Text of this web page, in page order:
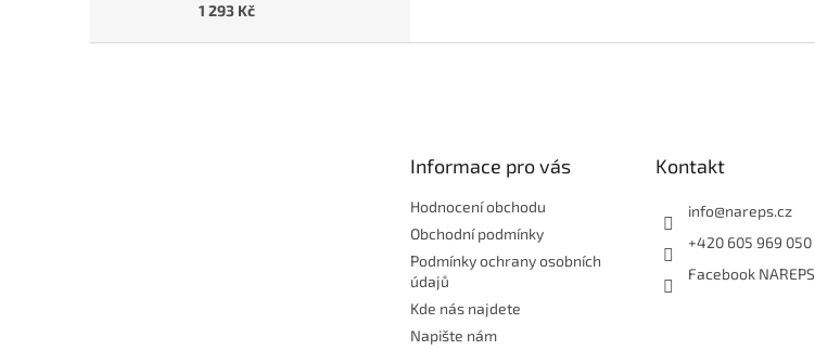
1 293 Kč
Informace pro vás
Hodnocení obchodu
Obchodní podmínky
Podmínky ochrany osobních
údajů
Kde nás najdete
Napište nám
Kontakt
info@nareps.cz
+420 605 969 050
Facebook NAREPS